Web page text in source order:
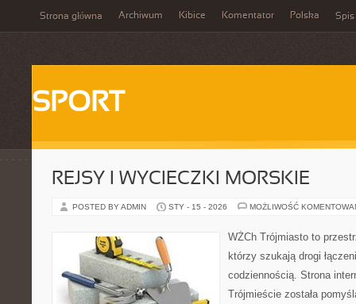
Strona główna Archiwum Kibice Komentator Polska Spis
SPORT
REJSY I WYCIECZKI MORSKIE
POSTED BY ADMIN STY - 15 - 2026 MOŻLIWOŚĆ
WŻCh Trójmiasto to
którzy szukają drogi
codziennością. Strona
Trójmieście została